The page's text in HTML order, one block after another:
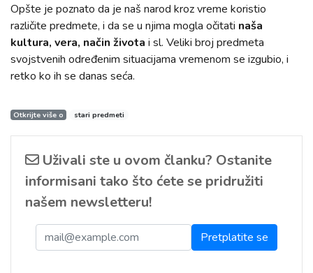
Opšte je poznato da je naš narod kroz vreme koristio
različite predmete, i da se u njima mogla očitati naša
kultura, vera, način života i sl. Veliki broj predmeta
svojstvenih određenim situacijama vremenom se izgubio, i
retko ko ih se danas seća.
Otkrijte više o stari predmeti
Uživali ste u ovom članku? Ostanite
informisani tako što ćete se pridružiti
našem newsletteru!